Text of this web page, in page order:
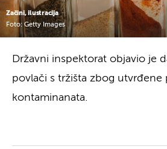
Začini, ilustracija
Foto: Getty Images
Državni inspektorat objavio je
povlači s tržišta zbog utvrđene
kontaminanata.